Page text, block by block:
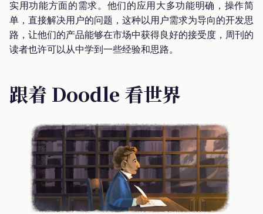
实用功能方面的需求。他们的应用大多功能明确，操作简
单，直接解决用户的问题，这种以用户需求为导向的开发思
路，让他们的产品能够在市场中获得良好的接受度，周刊的
读者也许可以从中学到一些经验和思路。
跟着 Doodle 看世界